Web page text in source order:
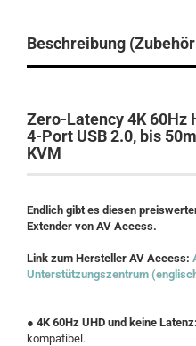
Beschreibung
Zero-Latency 4K 60Hz
4-Port USB 2.0, bis
KVM
Endlich gibt es diesen
Extender von AV Access.
Link zum Hersteller AV Access:
Unterstützungszentrum
● 4K 60Hz UHD und keine Latenz:
kompatibel.